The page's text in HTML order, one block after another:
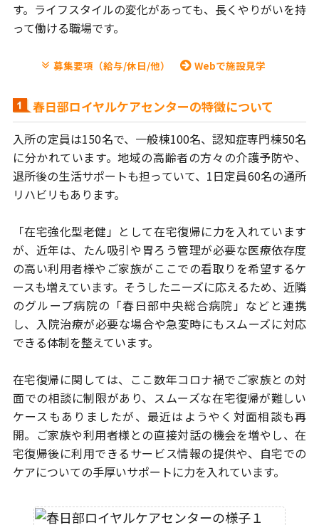
す。ライフスタイルの変化があっても、長くやりがいを持
って働ける職場です。
募集要項（給与/休日/他） Webで施設見学
春日部ロイヤルケアセンターの特徴について
入所の定員は150名で、一般棟100名、認知症専門棟50名
に分かれています。地域の高齢者の方々の介護予防や、
退所後の生活サポートも担っていて、 1日定員60名の通所
リハビリもあります。
「在宅強化型老健」として在宅復帰に力を入れています
が、 近年は、たん吸引や胃ろう管理が必要な医療依存度
の高い利用者様やご家族がここでの看取りを希望するケ
ースも増えています。 そうしたニーズに応えるため、近隣
のグループ病院の 「春日部中央総合病院」などと連携
し、入院治療が必要な場合や急変時にもスムーズに対応
できる体制を整えています。
在宅復帰に関しては、ここ数年コロナ禍でご家族との対
面での相談に制限があり、スムーズな在宅復帰が難しい
ケースもありましたが、 最近はようやく対面相談も再
開。ご家族や利用者様との直接対話の機会を増やし、在
宅復帰後に利用できるサービス情報の提供や、 自宅での
ケアについての手厚いサポートに力を入れています。